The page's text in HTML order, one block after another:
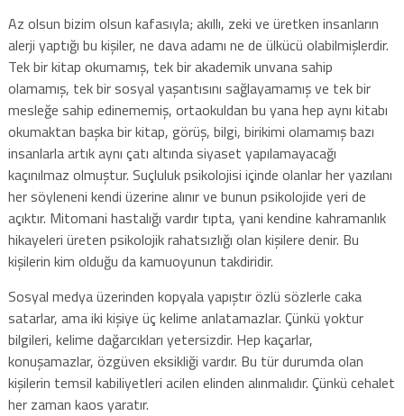
Az olsun bizim olsun kafasıyla; akıllı, zeki ve üretken insanların
alerji yaptığı bu kişiler, ne dava adamı ne de ülkücü olabilmişlerdir.
Tek bir kitap okumamış, tek bir akademik unvana sahip
olamamış, tek bir sosyal yaşantısını sağlayamamış ve tek bir
mesleğe sahip edinememiş, ortaokuldan bu yana hep aynı kitabı
okumaktan başka bir kitap, görüş, bilgi, birikimi olamamış bazı
insanlarla artık aynı çatı altında siyaset yapılamayacağı
kaçınılmaz olmuştur. Suçluluk psikolojisi içinde olanlar her yazılanı
her söyleneni kendi üzerine alınır ve bunun psikolojide yeri de
açıktır. Mitomani hastalığı vardır tıpta, yani kendine kahramanlık
hikayeleri üreten psikolojik rahatsızlığı olan kişilere denir. Bu
kişilerin kim olduğu da kamuoyunun takdiridir.
Sosyal medya üzerinden kopyala yapıştır özlü sözlerle caka
satarlar, ama iki kişiye üç kelime anlatamazlar. Çünkü yoktur
bilgileri, kelime dağarcıkları yetersizdir. Hep kaçarlar,
konuşamazlar, özgüven eksikliği vardır. Bu tür durumda olan
kişilerin temsil kabiliyetleri acilen elinden alınmalıdır. Çünkü cehalet
her zaman kaos yaratır.